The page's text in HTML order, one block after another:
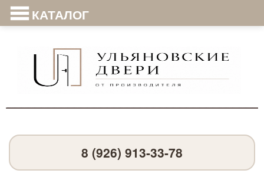
КАТАЛОГ
8 (926) 913-33-78